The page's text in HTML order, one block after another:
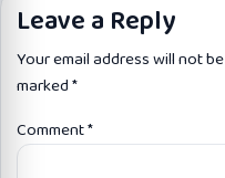
Leave a Reply
Your email address will not
marked*
Comment*